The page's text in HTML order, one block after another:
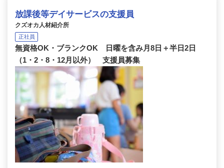
放課後等デイサービスの支援員
クズオカ人材紹介所
正社員
無資格OK・ブランクOK 日曜を含み月8日＋半日2日
（1・2・8・12月以外） 支援員募集